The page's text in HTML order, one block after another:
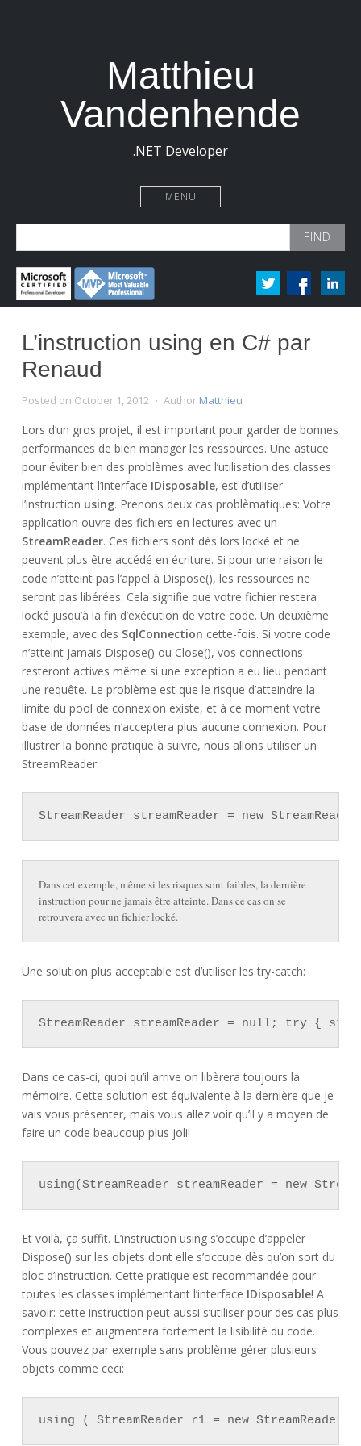
Matthieu
Vandenhende
.NET Developer
MENU
for:
L’instruction using en C# par
Renaud
Posted on October 1, 2012 Author Matthieu
Lors d’un gros projet, il est important pour garder de bonnes
performances de bien manager les ressources. Une astuce
pour éviter bien des problèmes avec l’utilisation des classes
implémentant l’interface IDisposable, est d’utiliser
l’instruction using. Prenons deux cas problèmatiques: Votre
application ouvre des fichiers en lectures avec un
StreamReader. Ces fichiers sont dès lors locké et ne
peuvent plus être accédé en écriture. Si pour une raison le
code n’atteint pas l’appel à Dispose(), les ressources ne
seront pas libérées. Cela signifie que votre fichier restera
locké jusqu’à la fin d’exécution de votre code. Un deuxième
exemple, avec des SqlConnection cette-fois. Si votre code
n’atteint jamais Dispose() ou Close(), vos connections
resteront actives même si une exception a eu lieu pendant
une requête. Le problème est que le risque d’atteindre la
limite du pool de connexion existe, et à ce moment votre
base de données n’acceptera plus aucune connexion. Pour
illustrer la bonne pratique à suivre, nous allons utiliser un
StreamReader:
StreamReader streamReader = new
Dans cet exemple, même si les risques sont faibles, la dernière
instruction pour ne jamais être atteinte. Dans ce cas on se
retrouvera avec un fichier locké.
Une solution plus acceptable est d’utiliser les try-catch:
StreamReader streamReader = null; try {
Dans ce cas-ci, quoi qu’il arrive on libèrera toujours la
mémoire. Cette solution est équivalente à la dernière que je
vais vous présenter, mais vous allez voir qu’il y a moyen de
faire un code beaucoup plus joli!
using(StreamReader streamReader = new
Et voilà, ça suffit. L’instruction using s’occupe d’appeler
Dispose() sur les objets dont elle s’occupe dès qu’on sort du
bloc d’instruction. Cette pratique est recommandée pour
toutes les classes implémentant l’interface IDisposable! A
savoir: cette instruction peut aussi s’utiliser pour des cas plus
complexes et augmentera fortement la lisibilité du code.
Vous pouvez par exemple sans problème gérer plusieurs
objets comme ceci:
using ( StreamReader r1 = new